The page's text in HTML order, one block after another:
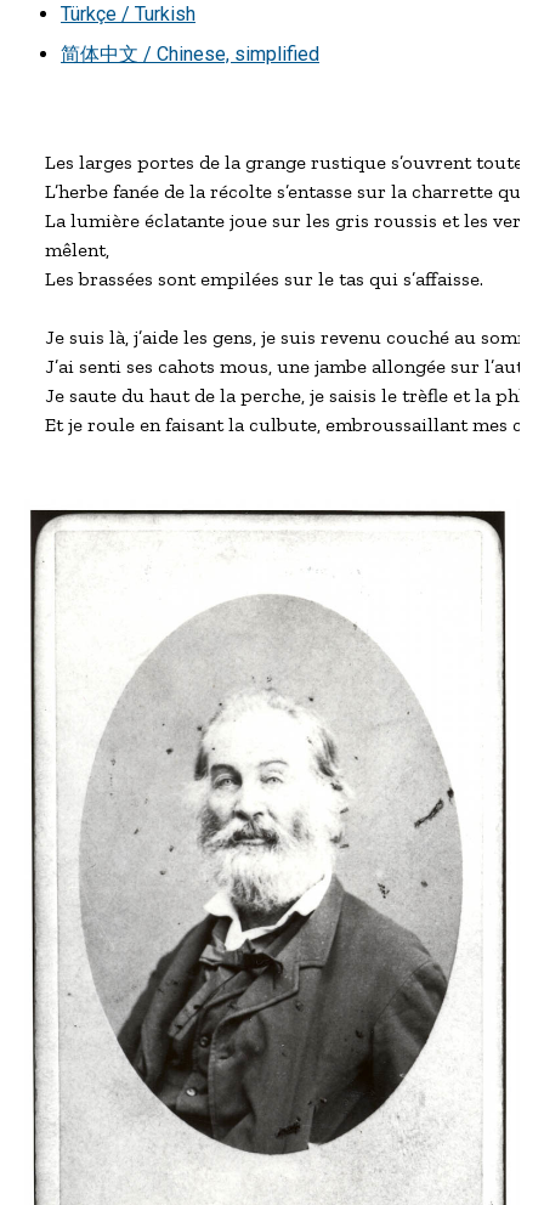
Türkçe / Turkish
简体中文 / Chinese, simplified
Les larges portes de la grange rustique s’ouvrent toutes
L’herbe fanée de la récolte s’entasse sur la charrette qui
La lumière éclatante joue sur les gris roussis et les verts
mêlent,
Les brassées sont empilées sur le tas qui s’affaisse.
Je suis là, j’aide les gens, je suis revenu couché au
J’ai senti ses cahots mous, une jambe allongée sur l’autre,
Je saute du haut de la perche, je saisis le trèfle et la
Et je roule en faisant la culbute, embroussaillant mes